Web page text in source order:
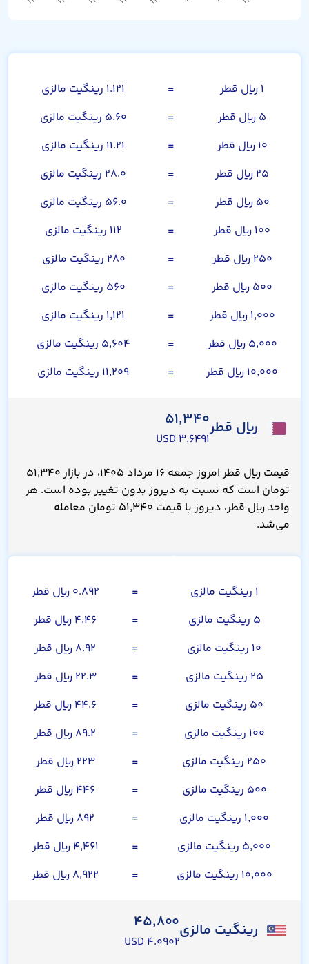
۱ ریال قطر =
۱.۱۲۱ رینگیت مالزی
۵ ریال قطر
=
۵.۶۰ رینگیت مالزی
۱۰ ریال قطر
=
۱۱.۲۱ رینگیت مالزی
۲۵ ریال قطر
=
۲۸.۰ رینگیت مالزی
۵۰ ریال قطر
=
۵۶.۰ رینگیت مالزی
۱۰۰ ریال قطر
=
۱۱۲ رینگیت مالزی
۲۵۰ ریال قطر
=
۲۸۰ رینگیت مالزی
۵۰۰ ریال قطر
=
۵۶۰ رینگیت مالزی
۱,۰۰۰ ریال قطر
=
۱,۱۲۱ رینگیت مالزی
۵,۰۰۰ ریال قطر
=
۵,۶۰۴ رینگیت مالزی
۱۰,۰۰۰ ریال قطر
= ۱۱,۲۰۹ رینگیت مالزی
ریال قطر۵۱,۳۴۰
۳.۶۴۹۱ USD
قیمت ریال قطر امروز جمعه ۱۶ مرداد ۱۴۰۵، در بازار ۵۱,۳۴۰
تومان است که نسبت به دیروز بدون تغییر بوده است. هر
واحد ریال قطر، دیروز با قیمت ۵۱,۳۴۰ تومان معامله
می‌شد.
۱ رینگیت مالزی =
۰.۸۹۲ ریال قطر
۵ رینگیت مالزی
=
۴.۴۶ ریال قطر
۱۰ رینگیت مالزی
=
۸.۹۲ ریال قطر
۲۵ رینگیت مالزی
=
۲۲.۳ ریال قطر
۵۰ رینگیت مالزی
=
۴۴.۶ ریال قطر
۱۰۰ رینگیت مالزی
=
۸۹.۲ ریال قطر
۲۵۰ رینگیت مالزی
=
۲۲۳ ریال قطر
۵۰۰ رینگیت مالزی
=
۴۴۶ ریال قطر
۱,۰۰۰ رینگیت مالزی
=
۸۹۲ ریال قطر
۵,۰۰۰ رینگیت مالزی
=
۴,۴۶۱ ریال قطر
۱۰,۰۰۰ رینگیت مالزی
= ۸,۹۲۲ ریال قطر
رینگیت مالزی۴۵,۸۰۰
۴.۰۹۰۲ USD